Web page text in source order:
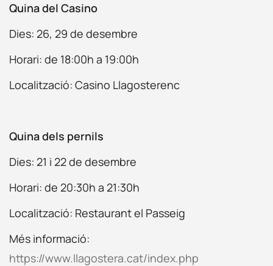
Quina del Casino
Dies: 26, 29 de desembre
Horari: de 18:00h a 19:00h
Localització: Casino Llagosterenc
Quina dels pernils
Dies: 21 i 22 de desembre
Horari: de 20:30h a 21:30h
Localització: Restaurant el Passeig
Més informació:
https://www.llagostera.cat/index.php